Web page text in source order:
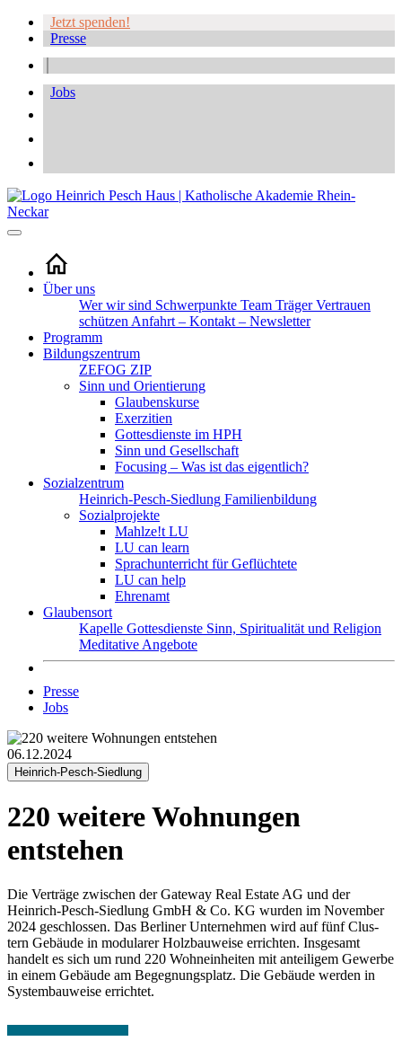
Jetzt spenden!
Presse
Jobs
Über uns
Wer wir sind Schwerpunkte Team TrägerVertrauen
schützen Anfahrt – Kontakt – Newsletter
Programm
Bildungszentrum
ZEFOG ZIP
Sinn und Orientierung
Glaubenskurse
Exerzitien
Gottesdienste im HPH
Sinn und Gesellschaft
Focusing – Was ist das eigentlich?
Sozialzentrum
Heinrich-Pesch-Siedlung Familienbildung
Sozialprojekte
Mahlze!t LU
LU can learn
Sprachunterricht für Geflüchtete
LU can help
Ehrenamt
Glaubensort
Kapelle Gottesdienste Sinn, Spiritualität und Religion
Meditative Angebote
Presse
Jobs
06.12.2024
Heinrich-Pesch-Siedlung
220 weitere Wohnungen
entstehen
Die Verträge zwischen der Gateway Real Estate AG und der
Heinrich-Pesch-Siedlung GmbH & Co. KG wurden im November
2024 geschlossen. Das Berliner Unternehmen wird auf fünf Clus­
tern Gebäude in modularer Holzbauweise errichten. Insgesamt
handelt es sich um rund 220 Wohneinheiten mit anteiligem Gewerbe
in einem Gebäude am Begegnungsplatz. Die Gebäude werden in
Systembauweise errichtet.